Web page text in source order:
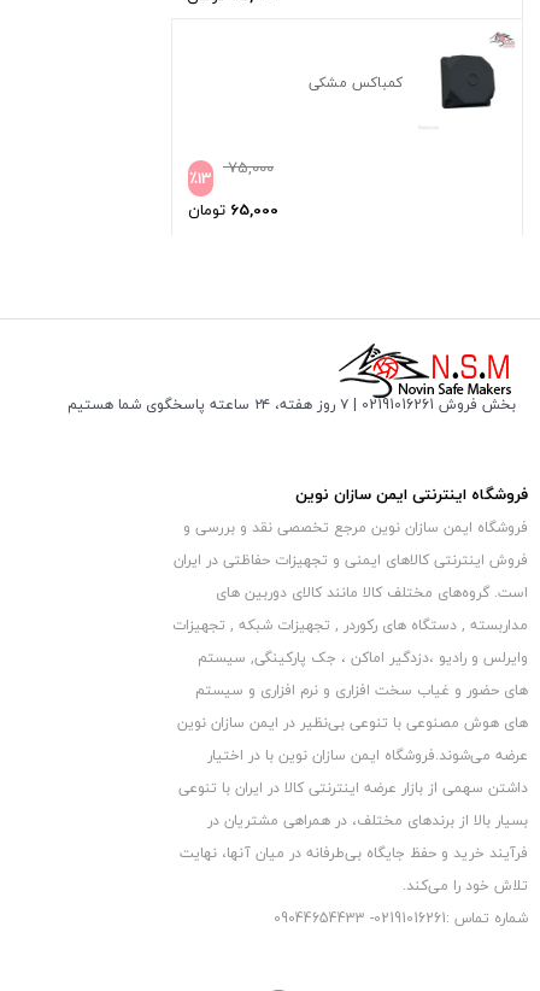
کمباکس مشکی
٪13 75,000
65,000 تومان
بخش فروش 02191016261 | ۷ روز هفته، ۲۴ ساعته پاسخگوی شما هستیم
فروشگاه اینترنتی ایمن سازان نوین
فروشگاه ایمن سازان نوین مرجع تخصصی نقد و بررسی و
فروش اینترنتی کالاهای ایمنی و تجهیزات حفاظتی در ایران
است. گروه‏‏‌های مختلف کالا مانند کالای دوربین های
مداربسته , دستگاه های رکوردر , تجهیزات شبکه , تجهیزات
وایرلس و رادیو ،دزدگیر اماکن ، جک پارکینگی, سیستم
های حضور و غیاب سخت افزاری و نرم افزاری و سیستم
های هوش مصنوعی با تنوعی بی‌نظیر در ایمن سازان نوین
عرضه می‏‏‏‌شوند.فروشگاه ایمن سازان نوین با در اختیار
داشتن سهمی از بازار عرضه اینترنتی کالا در ایران با تنوعی
بسیار بالا از برندهای مختلف، در همراهی مشتریان در
فرآیند خرید و حفظ جایگاه بی‏‏‏‌طرفانه در میان آنها، نهایت
تلاش خود را می‌‏‏کند.
شماره تماس :02191016261- 09044654433